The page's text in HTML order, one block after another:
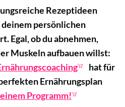
Rezeptideen
persönlichen
Egal, ob du abnehmen,
Muskeln aufbauen willst:
hat für
Ernährungsplan
Programm!